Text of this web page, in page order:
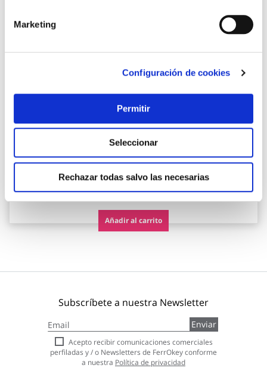
Marketing
Configuración de cookies
Permitir
Seleccionar
Rechazar todas salvo las necesarias
TOP VENTAS
nivel
Nivel
28,45 €
Añadir al carrito
Subscríbete a nuestra Newsletter
a
nuestro
boletín
de
Enviar
Acepto recibir comunicaciones comerciales
perfiladas y / o Newsletters de FerrOkey conforme
a nuestra Política de privacidad